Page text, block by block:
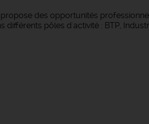
des opportunités
pôles d'activité : BTP,